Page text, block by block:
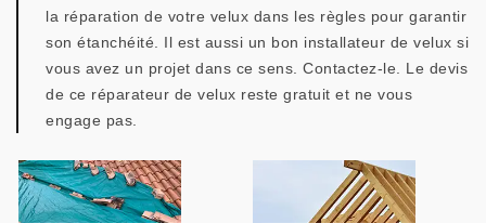
la réparation de votre velux dans les règles pour garantir
son étanchéité. Il est aussi un bon installateur de velux si
vous avez un projet dans ce sens. Contactez-le. Le devis
de ce réparateur de velux reste gratuit et ne vous
engage pas.